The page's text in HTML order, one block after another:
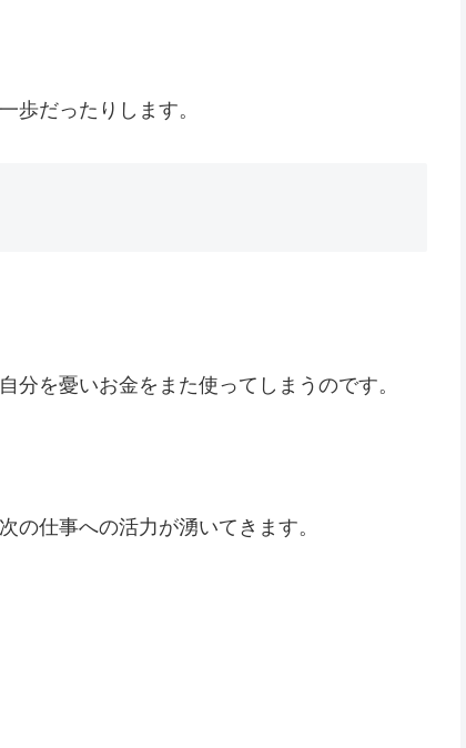
歩だったりします。
分を憂いお金をまた使ってしまうのです。
の仕事への活力が湧いてきます。